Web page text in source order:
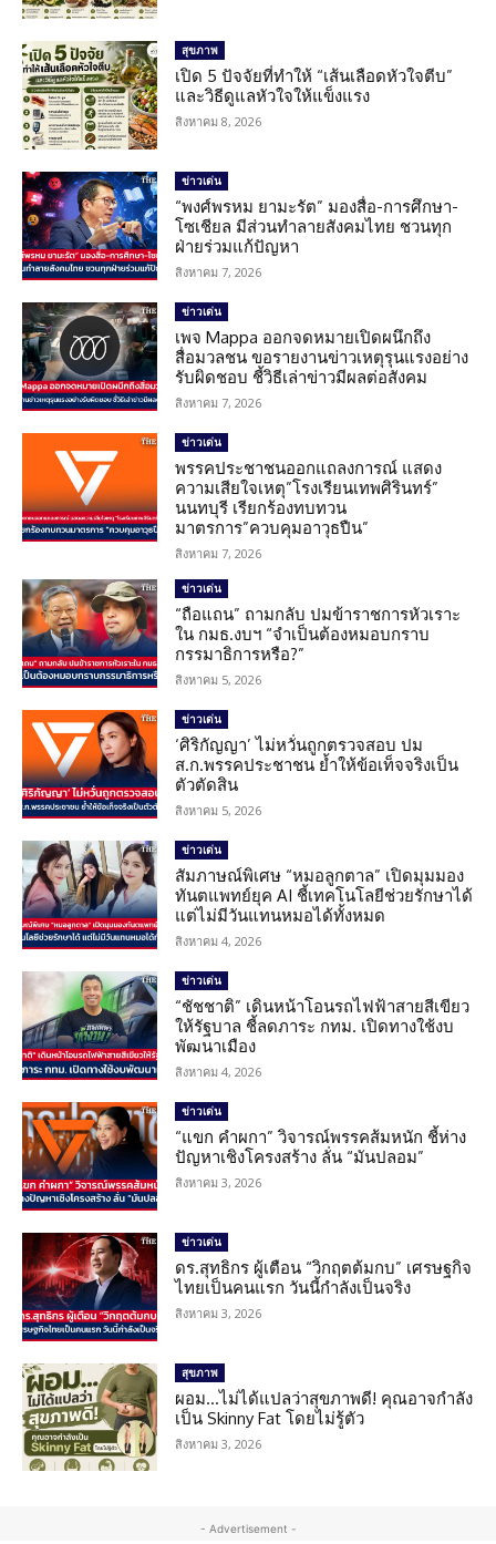
สุขภาพ
เปิด 5 ปัจจัยที่ทำให้ “เส้นเลือดหัวใจตีบ”
และวิธีดูแลหัวใจให้แข็งแรง
สิงหาคม 8, 2026
ข่าวเด่น
“พงศ์พรหม ยามะรัต” มองสื่อ-การศึกษา-
โซเชียล มีส่วนทำลายสังคมไทย ชวนทุก
ฝ่ายร่วมแก้ปัญหา
สิงหาคม 7, 2026
ข่าวเด่น
เพจ Mappa ออกจดหมายเปิดผนึกถึง
สื่อมวลชน ขอรายงานข่าวเหตุรุนแรงอย่าง
รับผิดชอบ ชี้วิธีเล่าข่าวมีผลต่อสังคม
สิงหาคม 7, 2026
ข่าวเด่น
พรรคประชาชนออกแถลงการณ์ แสดง
ความเสียใจเหตุ”โรงเรียนเทพศิรินทร์”
นนทบุรี เรียกร้องทบทวน
มาตรการ”ควบคุมอาวุธปืน”
สิงหาคม 7, 2026
ข่าวเด่น
“ถือแถน” ถามกลับ ปมข้าราชการหัวเราะ
ใน กมธ.งบฯ “จำเป็นต้องหมอบกราบ
กรรมาธิการหรือ?”
สิงหาคม 5, 2026
ข่าวเด่น
‘ศิริกัญญา’ ไม่หวั่นถูกตรวจสอบ ปม
ส.ก.พรรคประชาชน ย้ำให้ข้อเท็จจริงเป็น
ตัวตัดสิน
สิงหาคม 5, 2026
ข่าวเด่น
สัมภาษณ์พิเศษ “หมอลูกตาล” เปิดมุมมอง
ทันตแพทย์ยุค AI ชี้เทคโนโลยีช่วยรักษาได้
แต่ไม่มีวันแทนหมอได้ทั้งหมด
สิงหาคม 4, 2026
ข่าวเด่น
“ชัชชาติ” เดินหน้าโอนรถไฟฟ้าสายสีเขียว
ให้รัฐบาล ชี้ลดภาระ กทม. เปิดทางใช้งบ
พัฒนาเมือง
สิงหาคม 4, 2026
ข่าวเด่น
“แขก คำผกา” วิจารณ์พรรคส้มหนัก ชี้ห่าง
ปัญหาเชิงโครงสร้าง ลั่น “มันปลอม”
สิงหาคม 3, 2026
ข่าวเด่น
ดร.สุทธิกร ผู้เตือน “วิกฤตต้มกบ” เศรษฐกิจ
ไทยเป็นคนแรก วันนี้กำลังเป็นจริง
สิงหาคม 3, 2026
สุขภาพ
ผอม…ไม่ได้แปลว่าสุขภาพดี! คุณอาจกำลัง
เป็น Skinny Fat โดยไม่รู้ตัว
สิงหาคม 3, 2026
- Advertisement -